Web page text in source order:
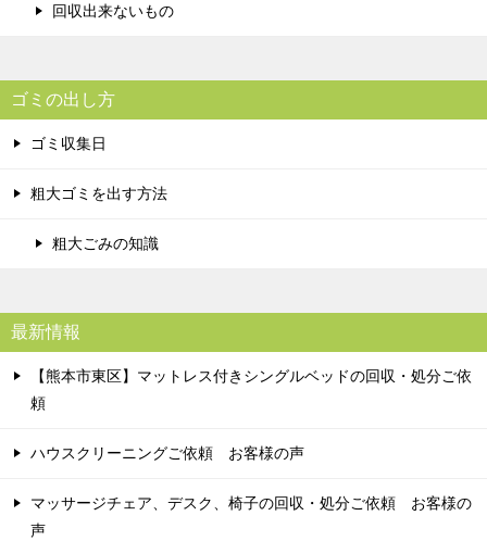
回収出来ないもの
ゴミの出し方
ゴミ収集日
粗大ゴミを出す方法
粗大ごみの知識
最新情報
【熊本市東区】マットレス付きシングルベッドの回収・処分ご依
頼
ハウスクリーニングご依頼 お客様の声
マッサージチェア、デスク、椅子の回収・処分ご依頼 お客様の
声